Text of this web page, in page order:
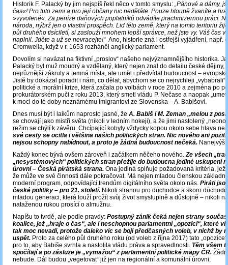
Historik F. Palacký by jim nejspíš řekl něco v tomto smyslu: „Pánové a dámy,
čas«! Pro tuto zemi a pro její občany nic neděláte. Pouze hloupě žvaníte a
»vyvolené«. Za peníze daňových poplatníků odvádíte prachmizernou práci.
národa, nýbrž jen o vlastní prospěch. Lid této země, který na tomto teritoriu
půl druhého tisíciletí, si zaslouží mnohem lepší správce, než jste vy. Váš čas v
naplnil. Jděte a už se nevracejte!“ Ano, historie zná i ostřejší vyjádření, např.
Cromwella, když v r. 1653 rozháněl anglický parlament.
Dovolím si navázat na fiktivní „proslov“ našeho nejvýznamnějšího historika.
Palacký byl muž moudrý a vzdělaný, který nejen znal do detailu české dějiny,
nejrůznější zákruty a temná místa, ale uměl i předvídat budoucnost –
Jistě by dokázal poradit i nám, co dělat, abychom se co nejrychleji
politické a morální krize, která začala po volbách v roce 2010 a zejména po
prokurátorském puči z roku 2013, který smetl vládu P. Nečase a naopak
k moci do té doby neznámému imigrantovi ze Slovenska – A. Babišovi.
Dnes musí být i laikům naprosto jasné, že A. Babiš i M. Zeman „melou z
se chovají jako mistři světa (nikoli v ledním hokeji), a že jimi nastolený
režim se chýlí k závěru. Chcípající kobyly vždycky kopou okolo sebe hlava
své cesty se ocitla i většina našich politických stran. Nic nového ani
nejsou schopny nabídnout, a proto je žádná budoucnost nečeká. Nanejvýš
Každý konec bývá ovšem zároveň i začátkem něčeho nového.Ze všech
„nesystémových“ politických stran přežije do budoucna jediné uskupení
úrovni – Česká pirátská strana. Ona jediná splňuje požadovaná kritéria, jež
že může ve své činnosti dále pokračovat. Má nejen mladou členskou
moderní program, odpovídající trendům digitálního světa okolo nás. Piráti
české politiky – pro 21. století. Nikoli stranou pro důchodce a skoro
mladou generaci, která touží prožít svůj život smysluplně a důstojně – nikoli
nataženou rukou prosící o almužnu.
Napíšu to tvrdě, ale podle pravdy: Postupný zánik čeká nejen strany
koalice, jež „hraje o čas“, ale i neschopnou parlamentní „opozici“, které
tak moc nevadí, protože daleko víc se bojí předčasných voleb, v nichž by
uspět. Proto za celého půl druhého roku (od voleb z října 2017) tato
pro to, aby Babiše svrhla a nastolila vládu práva a spravedlnosti. Těm všem
spočítají a po zásluze je „vymažou“ z parlamentní politické mapy ČR.
nebude. Dál budou „vegetovat“ již jen na regionální a komunální úrovni.